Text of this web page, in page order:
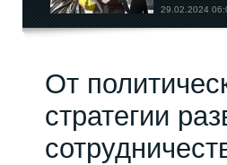
29.02.2024
сильнее?
От
стратегии